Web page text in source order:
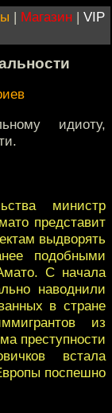
| Магазин | VIP
идиоту,
министр
представит
выдворять
подобными
С начала
наводнили
в стране
из
преступности
встала
поспешно